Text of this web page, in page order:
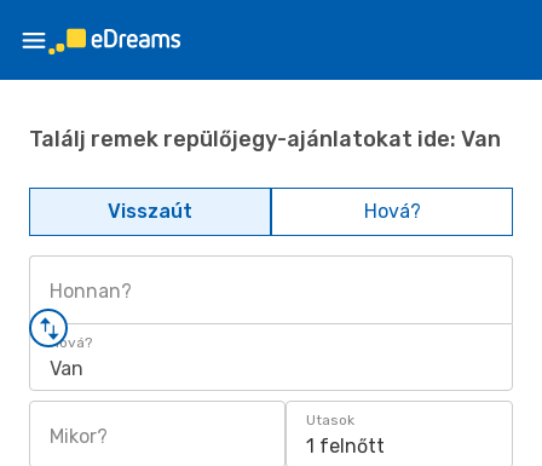
Találj remek repülőjegy-ajánlatokat ide: Van
Visszaút Hová?
Honnan?
Hová?
Van
Mikor?
Utasok
1 felnőtt